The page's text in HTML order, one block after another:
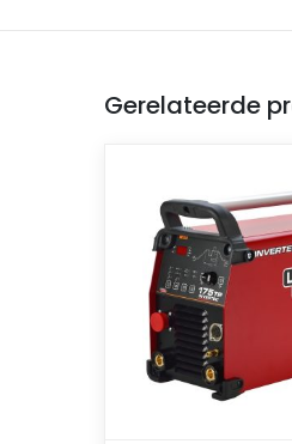
Gerelateerde